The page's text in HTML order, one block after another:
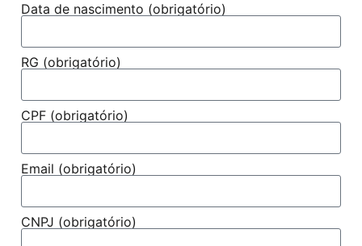
Data de nascimento (obrigatório)
RG (obrigatório)
CPF (obrigatório)
Email (obrigatório)
CNPJ (obrigatório)